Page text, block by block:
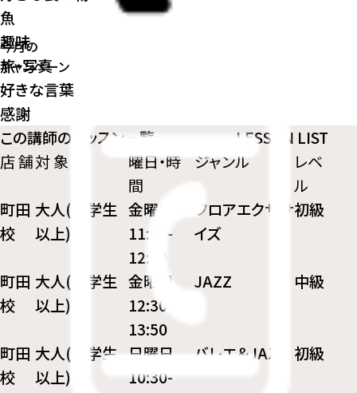
今月の
キャンペーン
魚
趣味
旅・写真
好きな言葉
感謝
この講師のレッスン一覧
LESSON LIST
店 舗対 象
曜日・時
間
ジャンル
レベ
ル
町田
校
大人(中学生
以上)
金曜日
11:00-
12:20
フロアエクササ
イズ
初級
町田
校
大人(中学生
以上)
金曜日
12:30-
13:50
JAZZ 中級
町田
校
大人(中学生
以上)
日曜日
10:30-
バレエ＆JAZZ 初級